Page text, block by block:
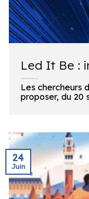
Led It Be :
Les chercheurs
proposer, du 20
24
Juin